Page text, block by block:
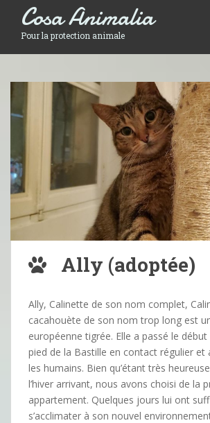
Cosa Animalia
Pour la protection animale
Ally (adoptée)
Ally, Calinette de son nom complet,
cacahouète de son nom trop long est
européenne tigrée. Elle a passé le début
pied de la Bastille en contact régulier et
les humains. Bien qu’étant très
l’hiver arrivant, nous avons choisi de la
appartement. Quelques jours lui ont
s’acclimater à son nouvel